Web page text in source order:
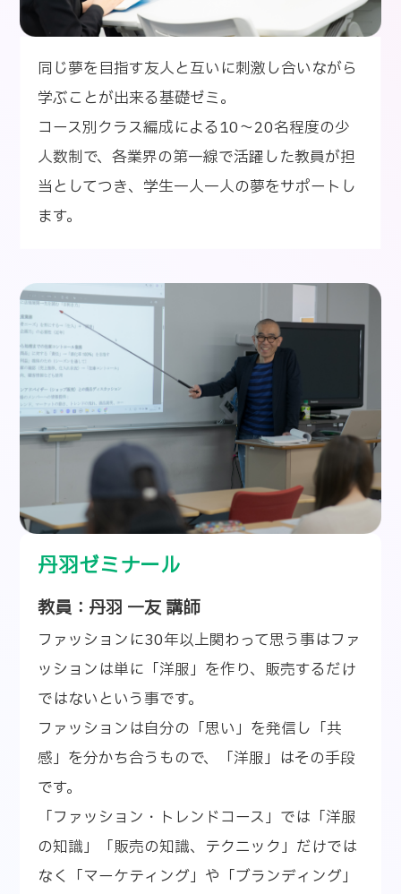
同じ夢を目指す友人と互いに刺激し合いながら
学ぶことが出来る基礎ゼミ。
コース別クラス編成による10～20名程度の少
人数制で、各業界の第一線で活躍した教員が担
当としてつき、学生一人一人の夢をサポートし
ます。
丹羽ゼミナール
教員：丹羽 一友 講師
ファッションに30年以上関わって思う事はファ
ッションは単に「洋服」を作り、販売するだけ
ではないという事です。
ファッションは自分の「思い」を発信し「共
感」を分かち合うもので、「洋服」はその手段
です。
「ファッション・トレンドコース」では「洋服
の知識」「販売の知識、テクニック」だけでは
なく「マーケティング」や「ブランディング」